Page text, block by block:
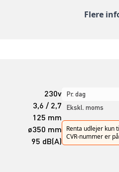
Flere
230v
3,6 / 2,7
125 mm
ø350 mm
95 dB(A)
Pr. dag
Ekskl. moms
Renta udlejer kun
CVR-nummer er